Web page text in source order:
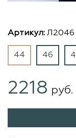
Артикул: Л2046
44 46
2218 руб.